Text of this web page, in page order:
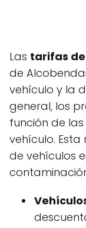
Las tarifas
de
vehículo y la
general, los
función de
vehículo.
de vehículos